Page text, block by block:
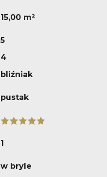
15,00 m²
5
4
bliźniak
pustak
1
w bryle